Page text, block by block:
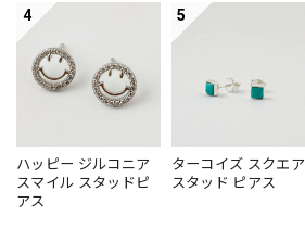
4
ハッピー ジルコニア
スマイル スタッドピ
アス
5
ターコイズ スクエア
スタッド ピアス